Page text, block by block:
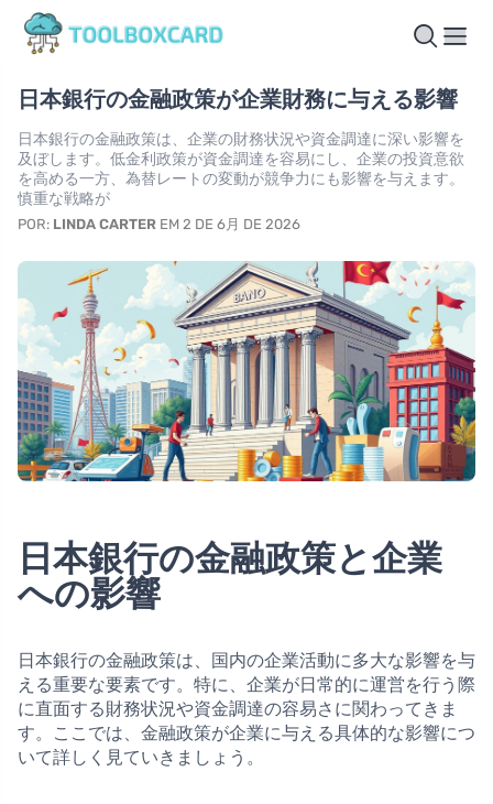
日本銀行の金融政策が企業財務に与える影響
日本銀行の金融政策は、企業の財務状況や資金調達に深い影響を
及ぼします。低金利政策が資金調達を容易にし、企業の投資意欲
を高める一方、為替レートの変動が競争力にも影響を与えます。
慎重な戦略が
POR: LINDA CARTER EM 2 DE 6月 DE 2026
日本銀行の金融政策と企業
への影響
日本銀行の金融政策は、国内の企業活動に多大な影響を与
える重要な要素です。特に、企業が日常的に運営を行う際
に直面する財務状況や資金調達の容易さに関わってきま
す。ここでは、金融政策が企業に与える具体的な影響につ
いて詳しく見ていきましょう。